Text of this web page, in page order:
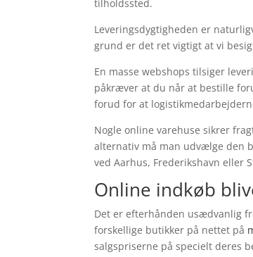
tilholdssted.
Leveringsdygtigheden er
grund er det ret vigtigt at vi
En masse webshops tilsiger
påkræver at du når at bestille
forud for at
Nogle online varehuse sikrer
alternativ må man udvælge den
ved Aarhus, Frederikshavn eller
Online indkøb
Det er efterhånden usædvanlig
forskellige butikker på nettet på
salgspriserne på specielt deres